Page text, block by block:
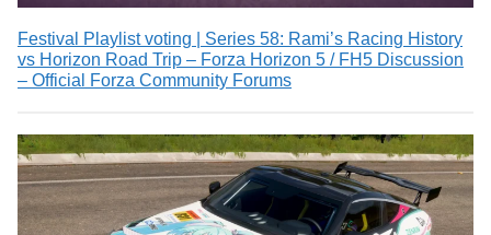
Festival Playlist voting | Series 58: Rami’s Racing History
vs Horizon Road Trip – Forza Horizon 5 / FH5 Discussion
– Official Forza Community Forums